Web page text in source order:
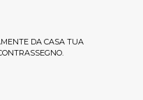
DA CASA TUA